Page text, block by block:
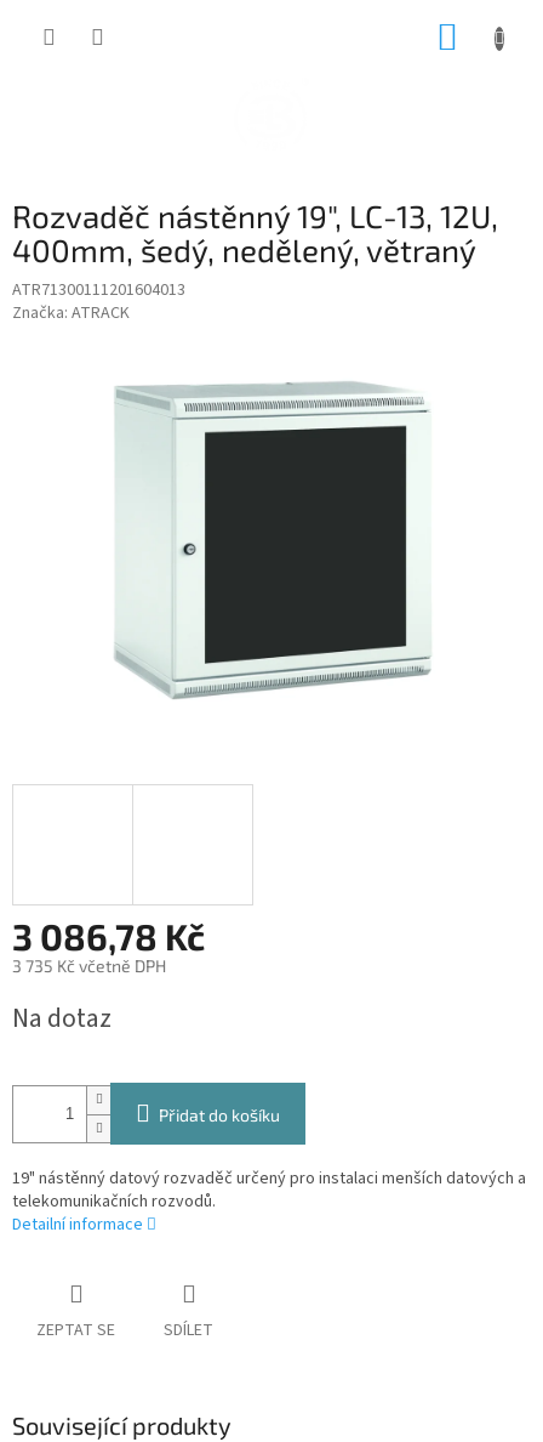
Rozvaděč nástěnný 19", LC-13, 12U,
400mm, šedý, nedělený, větraný
ATR71300111201604013
Značka: ATRACK
3 086,78 Kč
3 735 Kč včetně DPH
cena:
Na dotaz
Přidat do košíku
19" nástěnný datový rozvaděč určený pro instalaci menších datových a
telekomunikačních rozvodů.
Detailní informace
ZEPTAT SE SDÍLET
Související produkty